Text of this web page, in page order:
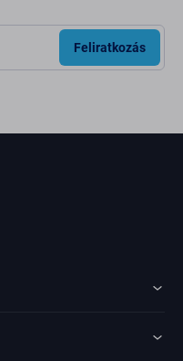
Feliratkozás